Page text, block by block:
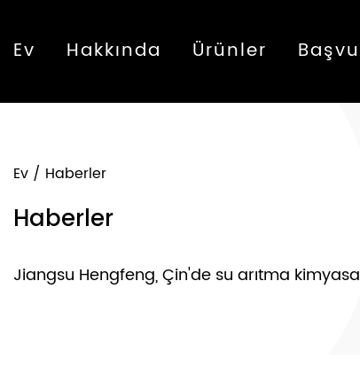
Ev Hakkında Ürünler
Ev / Haberler
Haberler
Jiangsu Hengfeng, Çin'de su arıtma